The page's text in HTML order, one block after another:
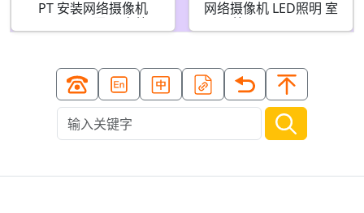
PT 安装网络摄像机
2MP LED照明 室外
网络摄像机 LED照明 室
外 01161-001